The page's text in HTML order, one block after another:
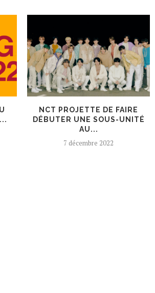
NCT PROJETTE DE FAIRE
DÉBUTER UNE SOUS-UNITÉ
AU...
7 décembre 2022